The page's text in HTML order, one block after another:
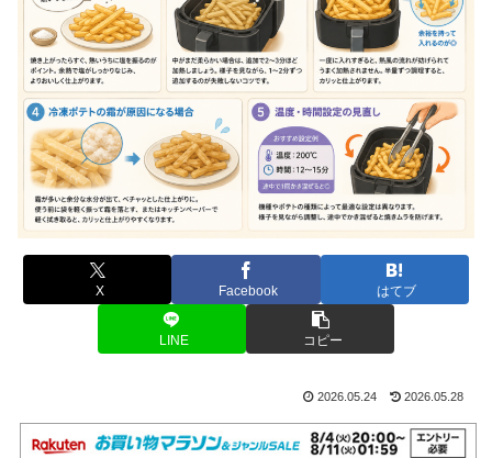
X Facebook はてブ
LINE コピー
2026.05.24 2026.05.28